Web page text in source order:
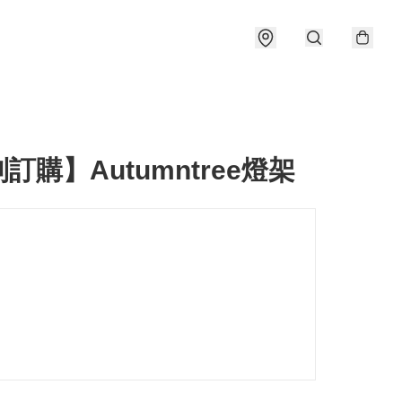
訂購】Autumntree燈架